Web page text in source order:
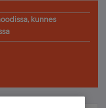
kunnes